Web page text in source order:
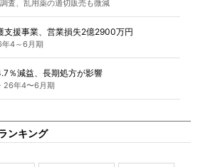
査、乱用薬の適切販売も微減
支援事業、営業損失2億2900万円
4～6月期
％減益、長期処方が影響
26年4〜6月期
ンキング